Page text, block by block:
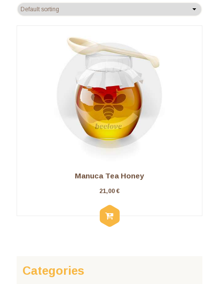
Manuca Tea Honey
21,00 €
Categories